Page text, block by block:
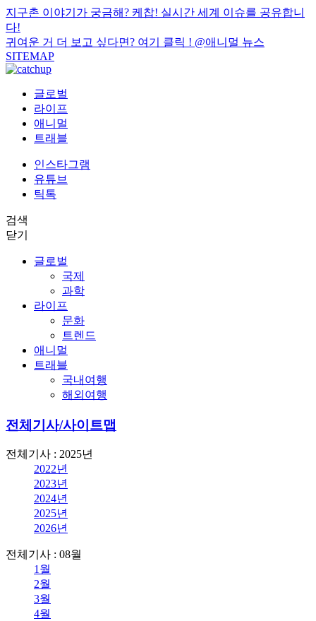
지구촌 이야기가 궁금해? 케찹! 실시간 세계 이슈를 공유합니
다!
귀여운 거 더 보고 싶다면? 여기 클릭 ! @애니멀 뉴스
SITEMAP
글로벌
라이프
애니멀
트래블
인스타그램
유튜브
틱톡
검색
닫기
글로벌
국제
과학
라이프
문화
트렌드
애니멀
트래블
국내여행
해외여행
전체기사/사이트맵
전체기사 : 2025년
2022년
2023년
2024년
2025년
2026년
전체기사 : 08월
1월
2월
3월
4월